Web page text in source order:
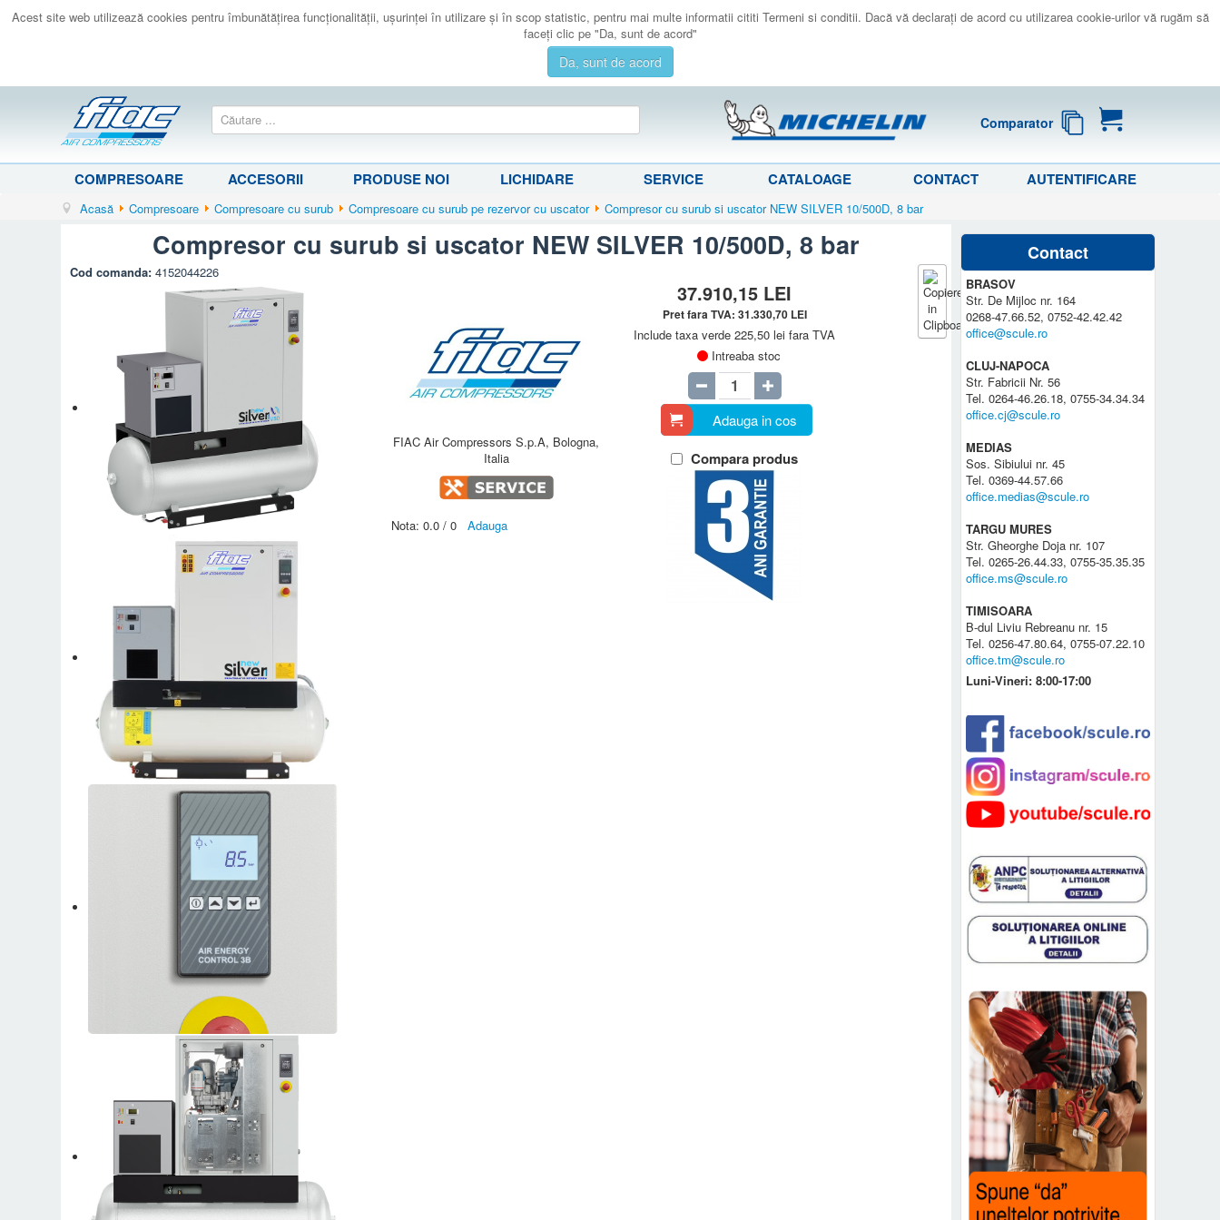
Acest site web utilizează cookies pentru îmbunătăţirea funcţionalităţii, uşurinţei în utilizare şi în scop statistic, pentru mai multe informatii cititi Termeni si conditii. Dacă vă declaraţi de acord cu utilizarea cookie-urilor vă rugăm să
faceţi clic pe "Da, sunt de acord"
Da, sunt de acord
Comparator
COMPRESOARE ACCESORII PRODUSE NOI LICHIDARE SERVICE CATALOAGE CONTACT AUTENTIFICARE
Acasă Compresoare Compresoare cu surub Compresoare cu surub pe rezervor cu uscator Compresor cu surub si uscator NEW SILVER 10/500D, 8 bar
Compresor cu surub si uscator NEW SILVER 10/500D, 8 bar
Cod comanda:4152044226
FIAC Air Compressors S.p.A, Bologna,
Italia
Nota: 0.0 / 0 Adauga
37.910,15 LEI
Pret fara TVA: 31.330,70 LEI
Include taxa verde 225,50 lei fara TVA
Intreaba stoc
Adauga in cos
Compara produs
Contact
BRASOV
Str. De Mijloc nr. 164
0268-47.66.52, 0752-42.42.42
office@scule.ro
CLUJ-NAPOCA
Str. Fabricii Nr. 56
Tel. 0264-46.26.18, 0755-34.34.34
office.cj@scule.ro
MEDIAS
Sos. Sibiului nr. 45
Tel. 0369-44.57.66
office.medias@scule.ro
TARGU MURES
Str. Gheorghe Doja nr. 107
Tel. 0265-26.44.33, 0755-35.35.35
office.ms@scule.ro
TIMISOARA
B-dul Liviu Rebreanu nr. 15
Tel. 0256-47.80.64, 0755-07.22.10
office.tm@scule.ro
Luni-Vineri: 8:00-17:00